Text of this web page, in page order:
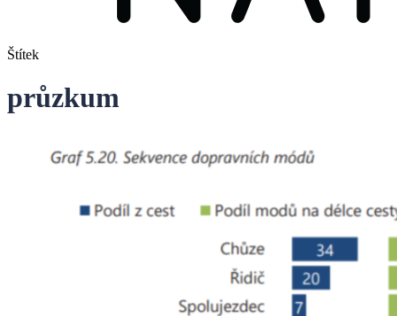
Štítek
průzkum